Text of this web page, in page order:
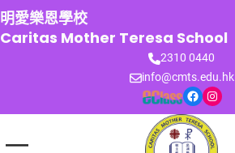
跳
至
主
明愛樂恩學校
Caritas Mother Teresa School
2310 0440
info@cmts.edu.hk
Facebook Instagram